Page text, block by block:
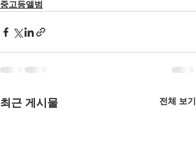
중고등앨범
최근 게시물 전체 보기